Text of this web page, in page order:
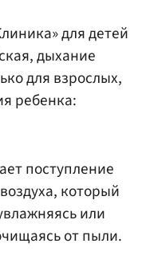
для детей
дыхание
для взрослых,
ребенка:
поступление
который
или
от пыли.